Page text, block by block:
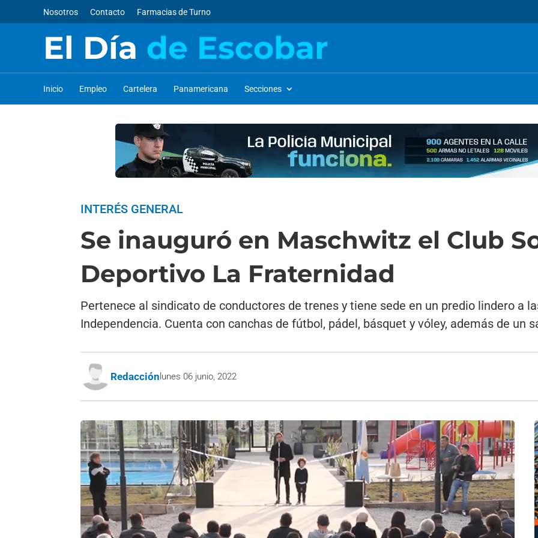
Nosotros Contacto Farmacias de Turno
El Día de Escobar
Inicio Empleo Cartelera Panamericana Secciones
INTERÉS GENERAL
Se inauguró en Maschwitz el Club
Deportivo La Fraternidad
Pertenece al sindicato de conductores de trenes y tiene sede en un predio lindero a
Independencia. Cuenta con canchas de fútbol, pádel, básquet y vóley, además de un
Redacción lunes 06 junio, 2022